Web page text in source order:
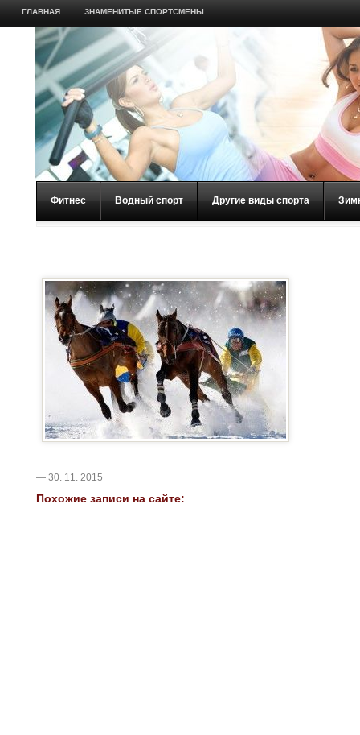
ГЛАВНАЯ ЗНАМЕНИТЫЕ СПОРТСМЕНЫ
Фитнес Водный спорт Другие виды спорта
— 30. 11. 2015
Похожие записи на сайте: